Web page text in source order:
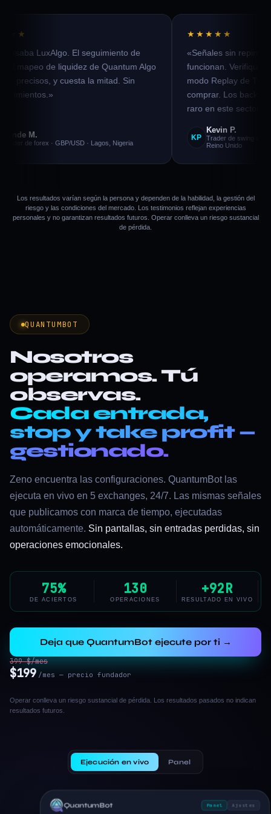
que de verdad
cada afirmación con el
TradingView antes de
son legítimos, algo
en cripto · plan Zeno · Londres,
★★★★★
«Empecé con Matrix a 19 $ al
probarlo. Pasé a Atlas en una
capa SMC y la suite de
cambiaron por completo mi
راشد ح.
Trader intradía · XAUUSD · Abu
Los resultados varían según la persona y dependen de la habilidad, la gestión del
riesgo y las condiciones del mercado. Los testimonios reflejan experiencias
personales y no garantizan resultados futuros. Operar conlleva un riesgo sustancial
de pérdida.
QUANTUMBOT
Nosotros
operamos. Tú
observas.
Cada entrada,
stop y take profit —
gestionado.
Zeno encuentra las configuraciones. QuantumBot las
ejecuta en vivo en 5 exchanges, 24/7. Las mismas señales
que publicamos con marca de tiempo, ejecutadas
automáticamente. Sin pantallas, sin entradas perdidas, sin
operaciones emocionales.
75%
DE ACIERTOS
130
OPERACIONES
+92R
RESULTADO EN VIVO
Deja que QuantumBot ejecute por ti →
399 $/mes
$199 /mes — precio fundador
Operar conlleva un riesgo sustancial de pérdida. Los resultados pasados no indican
resultados futuros.
Ejecución en vivo Panel
QuantumBot Panel Ajustes